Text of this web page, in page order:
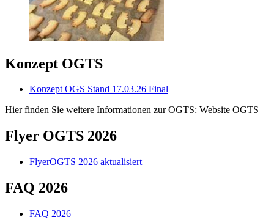
Konzept OGTS
Konzept OGS Stand 17.03.26 Final
Hier finden Sie weitere Informationen zur OGTS: Website OGTS
Flyer OGTS 2026
FlyerOGTS 2026 aktualisiert
FAQ 2026
FAQ 2026